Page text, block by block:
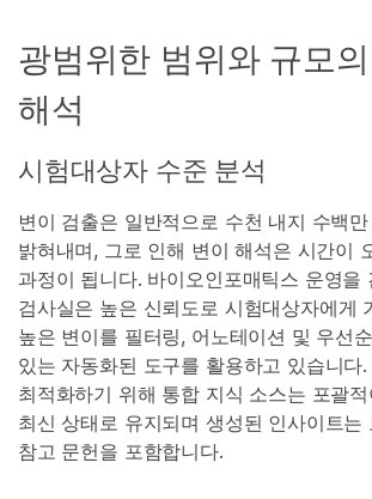
광범위한 범위와 규모
해석
시험대상자 수준 분석
변이 검출은 일반적으로 수천 내지 수백
밝혀내며, 그로 인해 변이 해석은 시간이
과정이 됩니다. 바이오인포매틱스 운영을
검사실은 높은 신뢰도로 시험대상자에게
높은 변이를 필터링, 어노테이션 및 우선
있는 자동화된 도구를 활용하고 있습니다
최적화하기 위해 통합 지식 소스는 포괄
최신 상태로 유지되며 생성된 인사이트는
참고 문헌을 포함합니다.